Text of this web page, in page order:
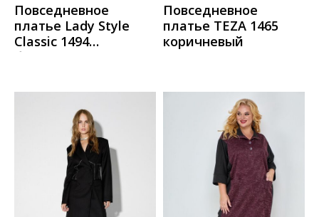
Повседневное
платье Lady Style
Classic 1494
бордовый_с_серым
Повседневное
платье TEZA 1465
коричневый